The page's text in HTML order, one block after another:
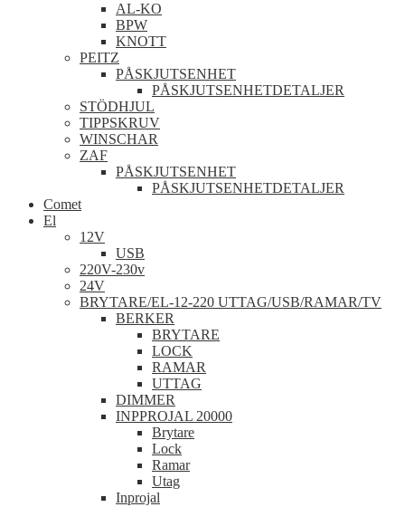
AL-KO
BPW
KNOTT
PEITZ
PÅSKJUTSENHET
PÅSKJUTSENHETDETALJER
STÖDHJUL
TIPPSKRUV
WINSCHAR
ZAF
PÅSKJUTSENHET
PÅSKJUTSENHETDETALJER
Comet
El
12V
USB
220V-230v
24V
BRYTARE/EL-12-220 UTTAG/USB/RAMAR/TV
BERKER
BRYTARE
LOCK
RAMAR
UTTAG
DIMMER
INPPROJAL 20000
Brytare
Lock
Ramar
Utag
Inprojal